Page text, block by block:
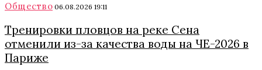
Общество 06.08.2026 19:11
Тренировки пловцов на реке Сена
отменили из-за качества воды на ЧЕ-2026 в
Париже